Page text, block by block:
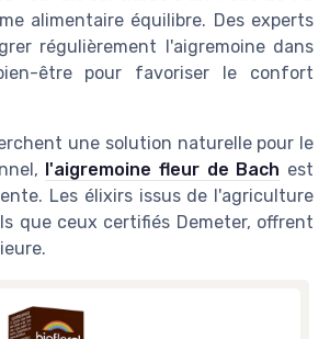
alimentaire équilibre. Des experts
régulièrement l'aigremoine dans
être pour favoriser le confort
une solution naturelle pour le
l'aigremoine fleur de Bach est
Les élixirs issus de l'agriculture
que ceux certifiés Demeter, offrent